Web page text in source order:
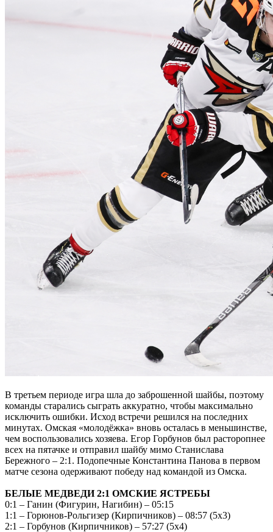
В третьем периоде игра шла до заброшенной шайбы, поэтому
команды старались сыграть аккуратно, чтобы максимально
исключить ошибки. Исход встречи решился на последних
минутах. Омская «молодёжка» вновь осталась в меньшинстве,
чем воспользовались хозяева. Егор Горбунов был расторопнее
всех на пятачке и отправил шайбу мимо Станислава
Бережного – 2:1. Подопечные Константина Панова в первом
матче сезона одерживают победу над командой из Омска.
БЕЛЫЕ МЕДВЕДИ 2:1 ОМСКИЕ ЯСТРЕБЫ
0:1 – Ганин (Фигурин, Нагибин) – 05:15
1:1 – Горюнов-Рольгизер (Кирпичников) – 08:57 (5х3)
2:1 – Горбунов (Кирпичников) – 57:27 (5х4)